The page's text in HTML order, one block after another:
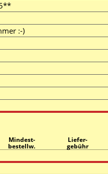
:-)
Mindest-
bestellw.
Liefer-
gebühr